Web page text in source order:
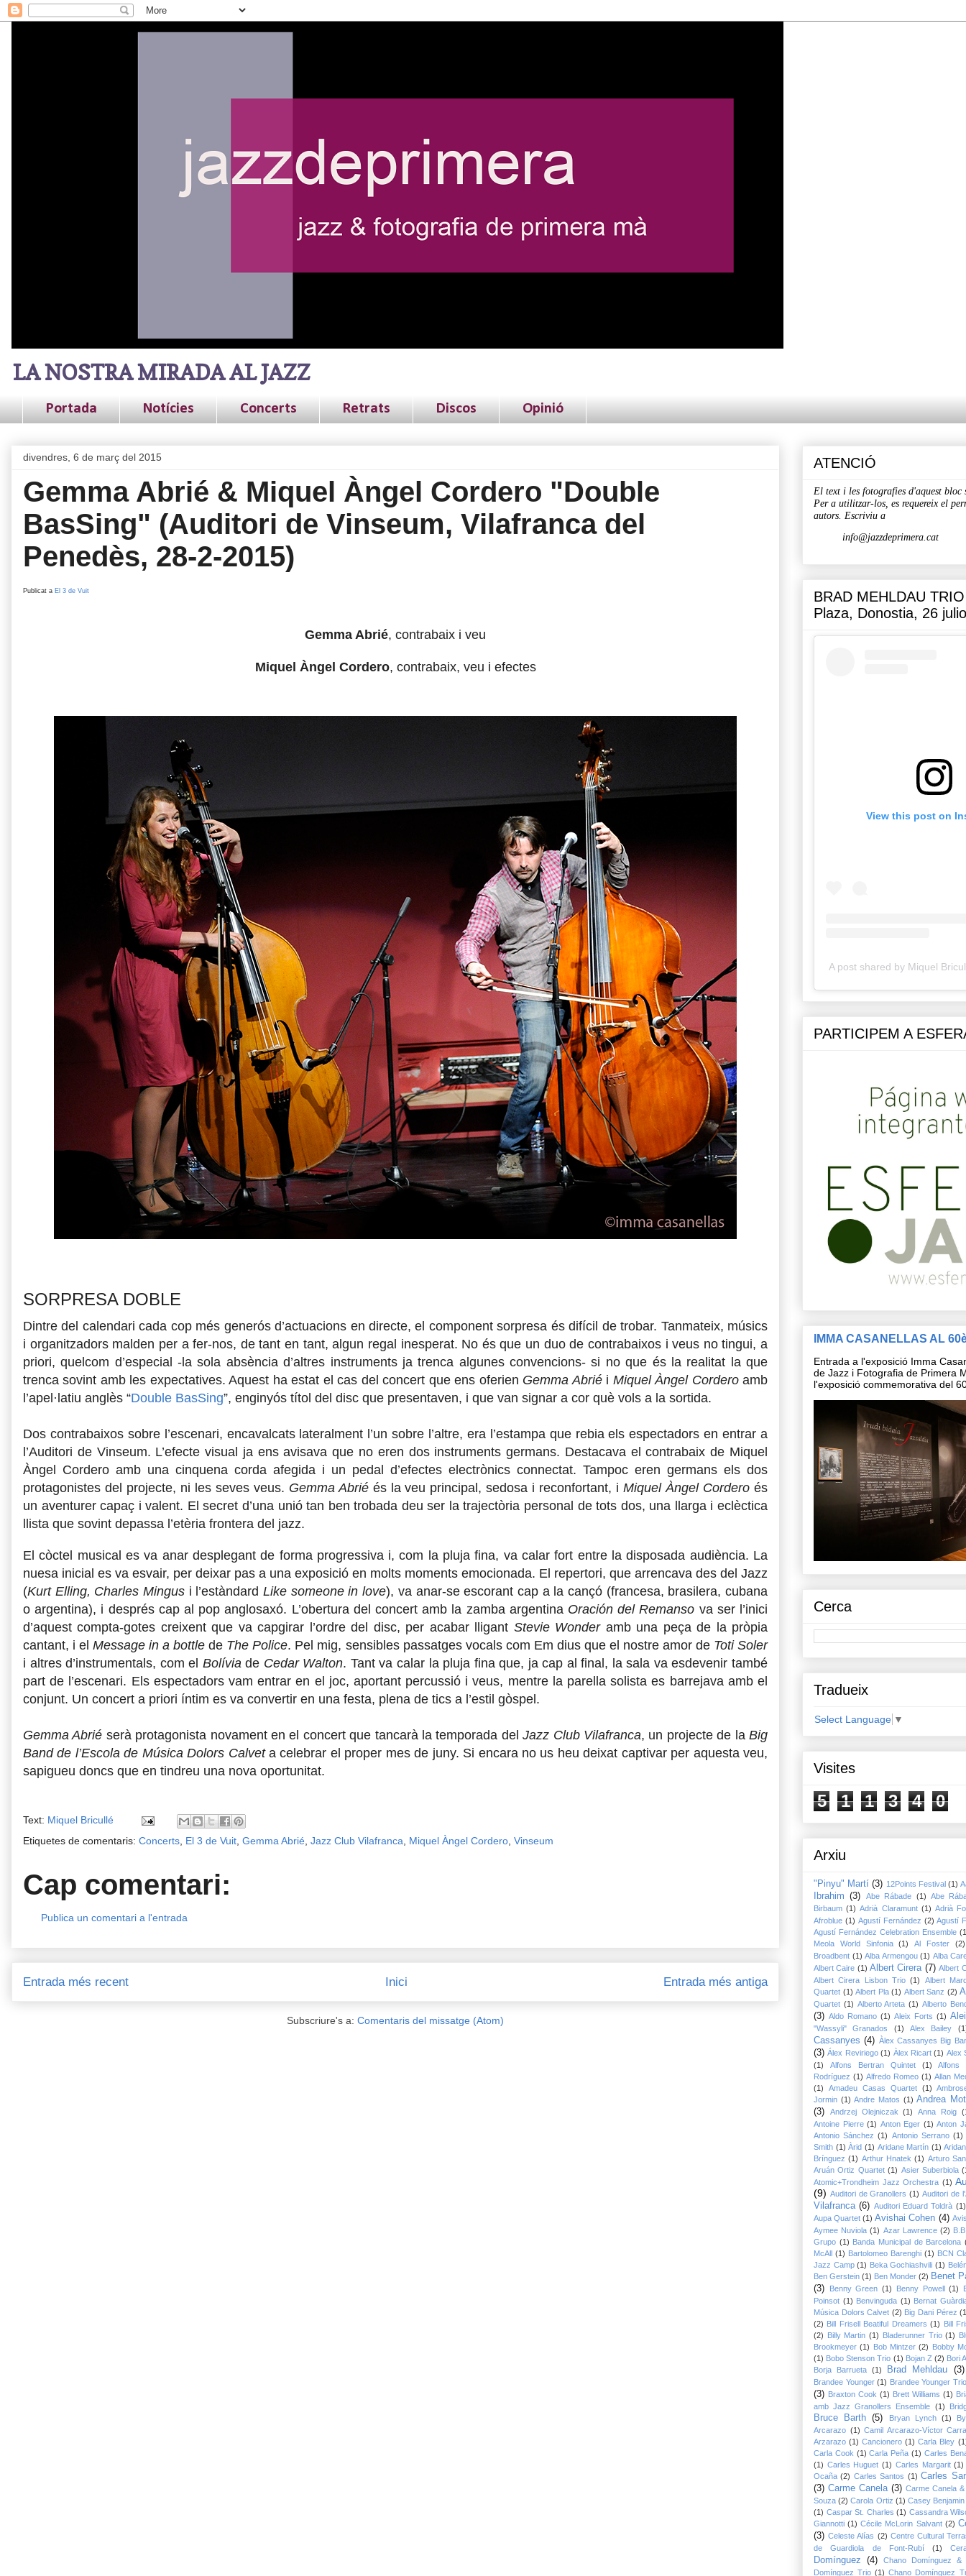
LA NOSTRA MIRADA AL JAZZ
Portada Notícies Concerts Retrats Discos Opinió
divendres, 6 de març del 2015
Gemma Abrié & Miquel Àngel Cordero "Double
BasSing" (Auditori de Vinseum, Vilafranca del
Penedès, 28-2-2015)
Publicat a El 3 de Vuit
Gemma Abrié, contrabaix i veu
Miquel Àngel Cordero, contrabaix, veu i efectes
SORPRESA DOBLE
Dintre del calendari cada cop més generós d’actuacions en directe, el component sorpresa és difícil de trobar. Tanmateix, músics
i organitzadors malden per a fer-nos, de tant en tant, algun regal inesperat. No és que un duo de contrabaixos i veus no tingui, a
priori, quelcom d’especial -la sola absència d’altres instruments ja trenca algunes convencions- si no que és la realitat la que
trenca sovint amb les expectatives. Aquest ha estat el cas del concert que ens oferien Gemma Abriéi Miquel Àngel Corderoamb
l’apel·latiu anglès “Double BasSing”, enginyós títol del disc que presentaven, i que van signar a cor què vols a la sortida.
Dos contrabaixos sobre l’escenari, encavalcats lateralment l’un sobre l’altre, era l’estampa que rebia els espectadors en entrar a
l’Auditori de Vinseum. L’efecte visual ja ens avisava que no eren dos instruments germans. Destacava el contrabaix de Miquel
Àngel Cordero amb una cinquena corda afegida i un pedal d’efectes electrònics connectat. Tampoc eren germans els dos
protagonistes del projecte, ni les seves veus. Gemma Abriéés la veu principal, sedosa i reconfortant, iMiquel Àngel Cordero és
un aventurer capaç i valent. El secret d’una unió tan ben trobada deu ser la trajectòria personal de tots dos, una llarga i eclèctica
llista que sovint depassa l’etèria frontera del jazz.
El còctel musical es va anar desplegant de forma progressiva i, com la pluja fina, va calar fort entre la disposada audiència. La
nuesa inicial es va esvair, per deixar pas a una exposició en molts moments emocionada. El repertori, que arrencava des del Jazz
(Kurt Elling, Charles Mingus i l’estàndardLike someone in love), va anar-se escorant cap a la cançó (francesa, brasilera, cubana
o argentina), i després cap al pop anglosaxó. L’obertura del concert amb la zamba argentina Oración del Remanso va ser l’inici
d’aquest compta-gotes creixent que va capgirar l’ordre del disc, per acabar lligant Stevie Wonderamb una peça de la pròpia
cantant, i elMessage in a bottle de The Police. Pel mig, sensibles passatges vocals com Em dius que el nostre amor de Toti Soler
i altres d’instrumentals, com el Bolíviade Cedar Walton. Tant va calar la pluja fina que, ja cap al final, la sala va esdevenir també
part de l’escenari. Els espectadors vam entrar en el joc, aportant percussió i veus, mentre la parella solista es barrejava amb el
conjunt. Un concert a priori íntim es va convertir en una festa, plena de tics a l’estil gòspel.
Gemma Abrié serà protagonista novament en el concert que tancarà la temporada delJazz Club Vilafranca, un projecte de laBig
Band de l’Escola de Música Dolors Calveta celebrar el proper mes de juny. Si encara no us heu deixat captivar per aquesta veu,
sapigueu doncs que en tindreu una nova oportunitat.
Text: Miquel Bricullé
Etiquetes de comentaris: Concerts El 3 de Vuit Gemma Abrié Jazz Club Vilafranca Miquel Àngel Cordero Vinseum
Cap comentari:
Publica un comentari a l'entrada
Entrada més recent Entrada més antiga
Inici
Subscriure's a: Comentaris del missatge (Atom)
ATENCIÓ
El text i les fotografies d'aquest bloc
Per a utilitzar-los, es requereix el
autors. Escriviu a
info@jazzdeprimera.cat
BRAD MEHLDAU
Plaza, Donostia, 26
View this post on
A post shared by Miquel
PARTICIPEM A
IMMA CASANELLAS AL
Entrada a l'exposició Imma
de Jazz i Fotografia de Primera
l'exposició commemorativa del
Cerca
Tradueix
Select Language ▼
Visites
5 1 1 3 4 0
Arxiu
"Pinyu" Martí (3) 12Points Festival (1)
Ibrahim (3) Abe Rábade (1) Abe
Birbaum (1) Adrià Claramunt (1) Adrià
Afroblue (1) Agustí Fernández (2) Agustí
Agustí Fernández Celebration Ensemble
Meola World Sinfonia
(1) Al Foster
(2)
Broadbent (1) Alba Armengou (1) Alba
Albert Caire (1) Albert Cirera (7) Albert
Albert Cirera Lisbon Trio (1)
Albert
Quartet (1) Albert Pla (1) Albert Sanz (2)
Quartet (1) Alberto Arteta (1) Alberto
(3) Aldo Romano (1) Aleix Forts (1)
"Wassyli" Granados (1) Alex Bailey
Cassanyes (4) Àlex Cassanyes Big
(3) Álex Reviriego (1) Àlex Ricart (1) Alex
(1)
Alfons Bertran Quintet (1)
Alfons
Rodríguez (1) Alfredo Romeo (1) Allan
(1)
Amadeu Casas Quartet (1)
Jormin (1) Andre Matos (1) Andrea
(3)
Andrzej Olejniczak (1) Anna Roig
Antoine Pierre (1) Anton Eger (1) Anton
Antonio Sánchez (1) Antonio Serrano (1)
Smith (1) Àrid (1) Aridane Martín (1)
Brínguez (1) Arthur Hnatek (1) Arturo
Aruán Ortiz Quartet (1) Asier Suberbiola
Atomic+Trondheim Jazz Orchestra (1)
(9) Auditori de Granollers (1) Auditori de
Vilafranca (6) Auditori Eduard Toldrà (1)
Aupa Quartet (1) Avishai Cohen (4)
Aymee Nuviola (1) Azar Lawrence (2)
Grupo (1) Banda Municipal de Barcelona
McAll (1) Bartolomeo Barenghi (1) BCN
Jazz Camp (1) Beka Gochiashvili (1)
Ben Gerstein (1) Ben Monder (2) Benet
(3)
Benny Green (1) Benny Powell (1)
Poinsot (1) Benvinguda (1) Bernat
Música Dolors Calvet (2) Big Dani Pérez
(2) Bill Frisell Beatiful Dreamers (1) Bill
(2) Billy Martin (1) Bladerunner Trio (1)
Brookmeyer (1) Bob Mintzer (2) Bobby
(1) Bobo Stenson Trio (1) Bojan Z (2) Bori
Borja Barrueta
(1) Brad Mehldau (3)
Brandee Younger (1) Brandee Younger Trio
(3) Braxton Cook (1) Brett Williams (1)
amb Jazz Granollers Ensemble (1)
Bruce Barth (5) Bryan Lynch (1)
Arcarazo (1) Camil Arcarazo-Víctor
Arzarazo (1) Cancionero (1) Carla Bley
Carla Cook (1) Carla Peña (1) Carles
(1) Carles Huguet (1) Carles Margarit (1)
Ocaña (2) Carles Santos (1) Carles
(3) Carme Canela (3) Carme Canela
Souza (2) Carola Ortiz (1) Casey Benjamin
(1) Caspar St. Charles (1) Cassandra
Giannotti (1) Cécile McLorin Salvant (2)
(3) Celeste Alías (2) Centre Cultural
de Guardiola de Font-Rubí
(1)
Domínguez (4)
Chano Domínguez &
Domínguez Trio (1) Chano Domínguez